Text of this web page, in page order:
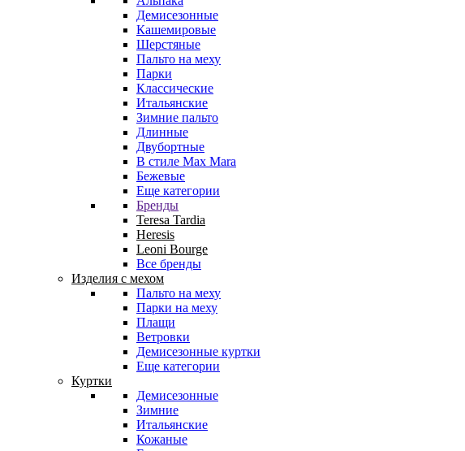
Демисезонные
Кашемировые
Шерстяные
Пальто на меху
Парки
Классические
Итальянские
Зимние пальто
Длинные
Двубортные
В стиле Max Mara
Бежевые
Еще категории
Бренды
Teresa Tardia
Heresis
Leoni Bourge
Все бренды
Изделия с мехом
Пальто на меху
Парки на меху
Плащи
Ветровки
Демисезонные куртки
Еще категории
Куртки
Демисезонные
Зимние
Итальянские
Кожаные